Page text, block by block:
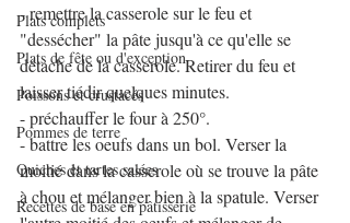
Plats complets
Plats de fête ou d'exception
Poissons et crustacés
Pommes de terre
Quiches et tartes salées
Recettes de base en pâtisserie
- remettre la casserole sur le feu et
"dessécher" la pâte jusqu'à ce qu'elle se
détache de la casserole. Retirer du feu et
laisser tiédir quelques minutes.
- préchauffer le four à 250°.
- battre les oeufs dans un bol. Verser la
moitié dans la casserole où se trouve la pâte
à chou et mélanger bien à la spatule. Verser